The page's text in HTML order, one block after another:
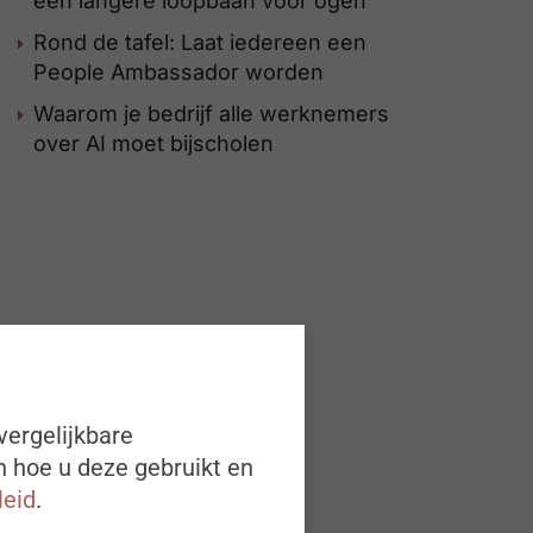
Rond de tafel: Laat iedereen een
People Ambassador worden
Waarom je bedrijf alle werknemers
over AI moet bijscholen
u deze gebruikt en
.